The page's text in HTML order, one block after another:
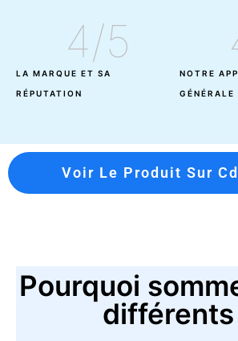
LA MARQUE ET SA
RÉPUTATION
4/5
NOTRE
GÉNÉRALE
Voir Le Produit Sur
Pourquoi
différents